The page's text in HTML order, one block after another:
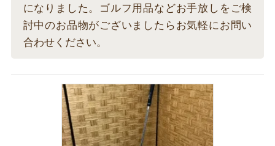
になりました。ゴルフ用品などお手放しをご検
討中のお品物がございましたらお気軽にお問い
合わせください。